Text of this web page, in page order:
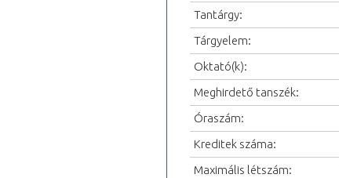
Tantárgy:
Tárgyelem:
Oktató(k):
Meghirdető tanszék:
Óraszám:
Kreditek száma:
Maximális létszám: